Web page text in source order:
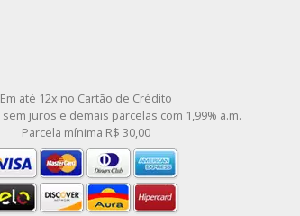
Em até 12x no Cartão de Crédito
juros e demais parcelas com 1,99% a.m.
Parcela mínima R$ 30,00